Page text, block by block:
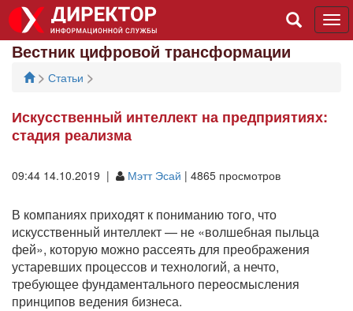
Вестник цифровой трансформации
> Статьи >
Искусственный интеллект на предприятиях:
стадия реализма
09:44 14.10.2019 | Мэтт Эсай | 4865 просмотров
В компаниях приходят к пониманию того, что
искусственный интеллект — не «волшебная пыльца
фей», которую можно рассеять для преображения
устаревших процессов и технологий, а нечто,
требующее фундаментального переосмысления
принципов ведения бизнеса.